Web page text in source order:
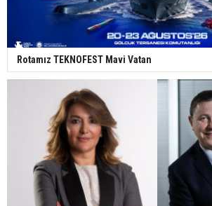
Rotamız TEKNOFEST Mavi Vatan